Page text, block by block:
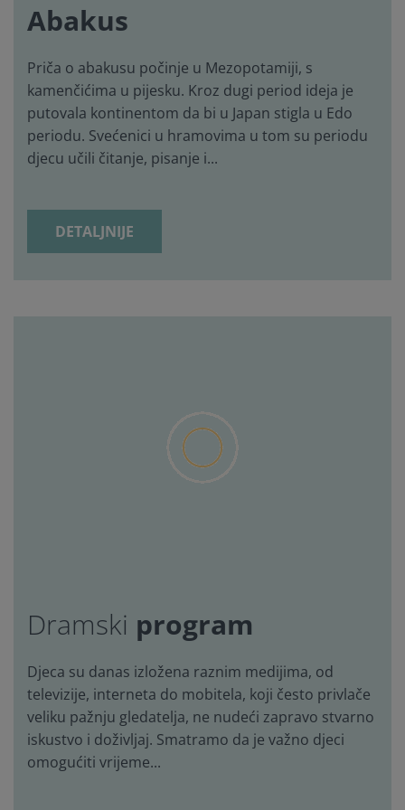
Abakus
Priča o abakusu počinje u Mezopotamiji, s
kamenčićima u pijesku. Kroz dugi period ideja je
putovala kontinentom da bi u Japan stigla u Edo
periodu. Svećenici u hramovima u tom su periodu
djecu učili čitanje, pisanje i...
DETALJNIJE
Dramski program
Djeca su danas izložena raznim medijima, od
televizije, interneta do mobitela, koji često privlače
veliku pažnju gledatelja, ne nudeći zapravo stvarno
iskustvo i doživljaj. Smatramo da je važno djeci
omogućiti vrijeme...